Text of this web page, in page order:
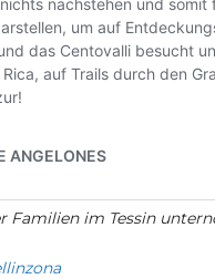
Familien im Tessin